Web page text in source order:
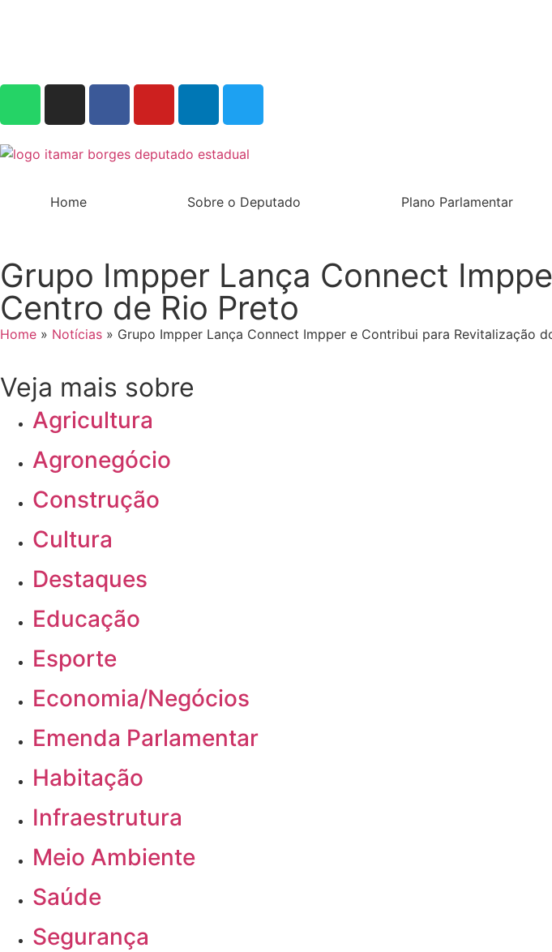
Home Sobre o Deputado Plano Parlamentar
Grupo Impper Lança Connect
Centro de Rio Preto
Home » Notícias » Grupo Impper Lança Connect Impper e Contribui para Revitalização
Veja mais sobre
Agricultura
Agronegócio
Construção
Cultura
Destaques
Educação
Esporte
Economia/Negócios
Emenda Parlamentar
Habitação
Infraestrutura
Meio Ambiente
Saúde
Segurança